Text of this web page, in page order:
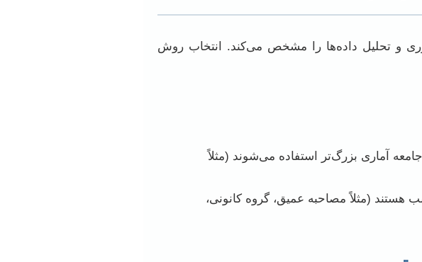
و تحلیل داده‌ها را مشخص می‌کند. انتخاب روش
آماری بزرگ‌تر استفاده می‌شوند (مثلاً
هستند (مثلاً مصاحبه عمیق، گروه کانونی،